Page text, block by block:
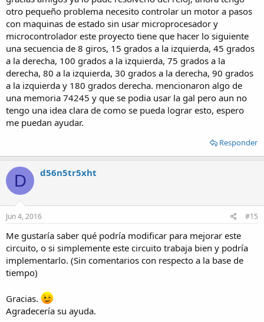
otro pequeño problema necesito controlar un motor a pasos
con maquinas de estado sin usar microprocesador y
microcontrolador este proyecto tiene que hacer lo siguiente
una secuencia de 8 giros, 15 grados a la izquierda, 45 grados
a la derecha, 100 grados a la izquierda, 75 grados a la
derecha, 80 a la izquierda, 30 grados a la derecha, 90 grados
a la izquierda y 180 grados derecha. mencionaron algo de
una memoria 74245 y que se podia usar la gal pero aun no
tengo una idea clara de como se pueda lograr esto, espero
me puedan ayudar.
Responder
D d56n5tr5xht
Jun 4, 2016 #15
Me gustaría saber qué podría modificar para mejorar este
circuito, o si simplemente este circuito trabaja bien y podría
implementarlo. (Sin comentarios con respecto a la base de
tiempo)
Gracias.
Agradecería su ayuda.